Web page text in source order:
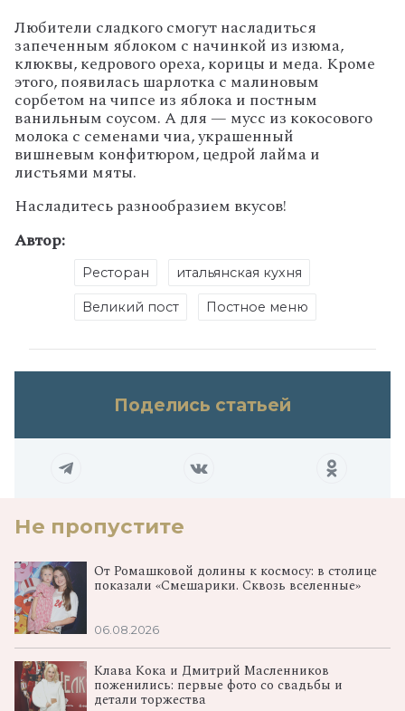
Любители сладкого смогут насладиться
запеченным яблоком с начинкой из изюма,
клюквы, кедрового ореха, корицы и меда. Кроме
этого, появилась шарлотка с малиновым
сорбетом на чипсе из яблока и постным
ванильным соусом. А для — мусс из кокосового
молока с семенами чиа, украшенный
вишневым конфитюром, цедрой лайма и
листьями мяты.
Насладитесь разнообразием вкусов!
Автор:
Ресторан итальянская кухня
Великий пост Постное меню
Поделись статьей
Не пропустите
От Ромашковой долины к космосу: в столице
показали «Смешарики. Сквозь вселенные»
06.08.2026
Клава Кока и Дмитрий Масленников
поженились: первые фото со свадьбы и
детали торжества